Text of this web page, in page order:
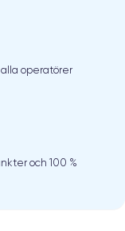
operatörer
och 100 %